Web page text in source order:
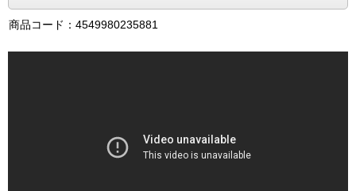
商品コード：4549980235881